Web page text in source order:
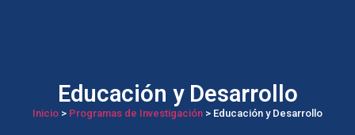
Educación y Desarrollo
Inicio > Programas de Investigación > Educación y Desarrollo